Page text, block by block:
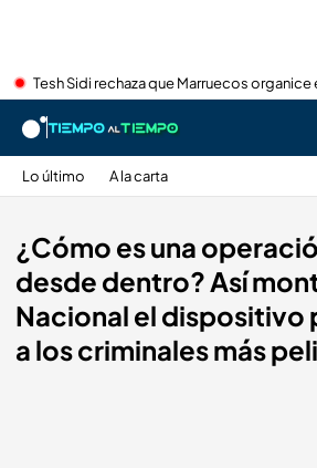
Tesh Sidi rechaza que Marruecos
Lo último A la carta
¿Cómo es una
desde dentro? Así
Nacional el dispositivo
a los criminales más